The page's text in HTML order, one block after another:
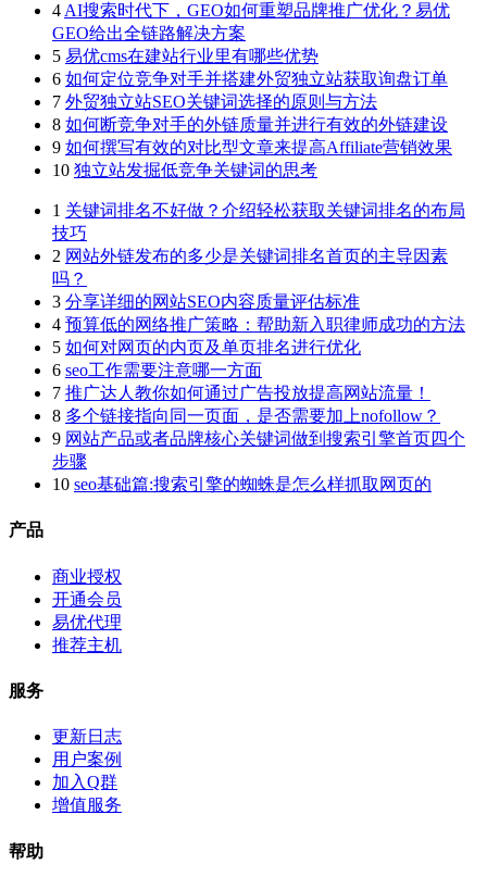
4 AI搜索时代下，GEO如何重塑品牌推广优化？易优
GEO给出全链路解决方案
5 易优cms在建站行业里有哪些优势
6 如何定位竞争对手并搭建外贸独立站获取询盘订单
7 外贸独立站SEO关键词选择的原则与方法
8 如何断竞争对手的外链质量并进行有效的外链建设
9 如何撰写有效的对比型文章来提高Affiliate营销效果
10 独立站发掘低竞争关键词的思考
1 关键词排名不好做？介绍轻松获取关键词排名的布局
技巧
2 网站外链发布的多少是关键词排名首页的主导因素
吗？
3 分享详细的网站SEO内容质量评估标准
4 预算低的网络推广策略：帮助新入职律师成功的方法
5 如何对网页的内页及单页排名进行优化
6 seo工作需要注意哪一方面
7 推广达人教你如何通过广告投放提高网站流量！
8 多个链接指向同一页面，是否需要加上nofollow？
9 网站产品或者品牌核心关键词做到搜索引擎首页四个
步骤
10 seo基础篇:搜索引擎的蜘蛛是怎么样抓取网页的
产品
商业授权
开通会员
易优代理
推荐主机
服务
更新日志
用户案例
加入Q群
增值服务
帮助